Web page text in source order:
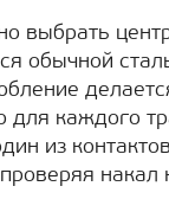
выбрать
обычной
для каждого
из